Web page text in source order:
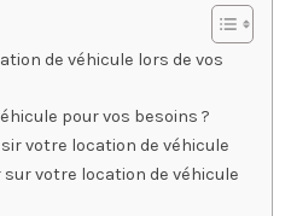
de véhicule lors de vos
pour vos besoins ?
votre location de véhicule
votre location de véhicule